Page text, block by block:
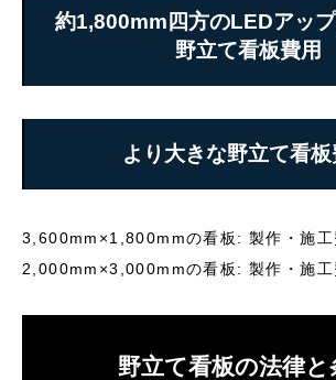
看板デザイン制作
お問い合わせ
約1,800mm四方のLEDアッ
野立て看板費用
より大きな野立て看板
3,600mm×1,800mmの看板: 製作・施工
2,000mm×3,000mmの看板: 製作・施工
野立て看板の法律と